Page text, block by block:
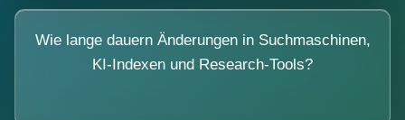
Wie lange dauern Änderungen in Suchmaschinen,
KI-Indexen und Research-Tools?